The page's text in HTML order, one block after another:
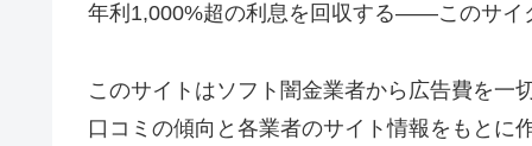
年利1,000%超の利息を回収する——このサイ
このサイトはソフト闇金業者から広告費を一
口コミの傾向と各業者のサイト情報をもとに